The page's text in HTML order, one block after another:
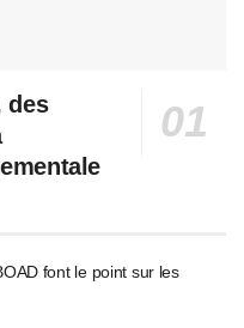
des
font le point sur les